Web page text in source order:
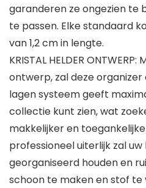
garanderen ze ongezien te
te passen. Elke standaard
van 1,2 cm in lengte.
KRISTAL HELDER
ontwerp, zal deze organizer
lagen systeem geeft
collectie kunt zien, wat
makkelijker en
professioneel uiterlijk zal
georganiseerd houden en
schoon te maken en stof te